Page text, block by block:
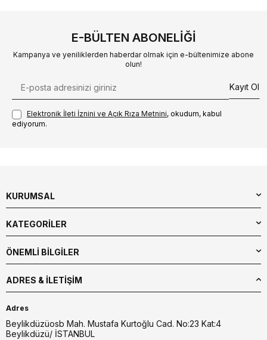
E-BÜLTEN ABONELIĞI
Kampanya ve yeniliklerden haberdar olmak için e-bültenimize abone
olun!
Kayıt Ol
Elektronik İleti İzni‌ni ve Açık Rıza Metni‌ni, okudum, kabul
ediyorum.
KURUMSAL
KATEGORİLER
ÖNEMLİ BİLGİLER
ADRES & İLETIŞIM
Adres
Beylikdüzüosb Mah. Mustafa Kurtoğlu Cad. No:23 Kat:4
Beylikdüzü/ İSTANBUL